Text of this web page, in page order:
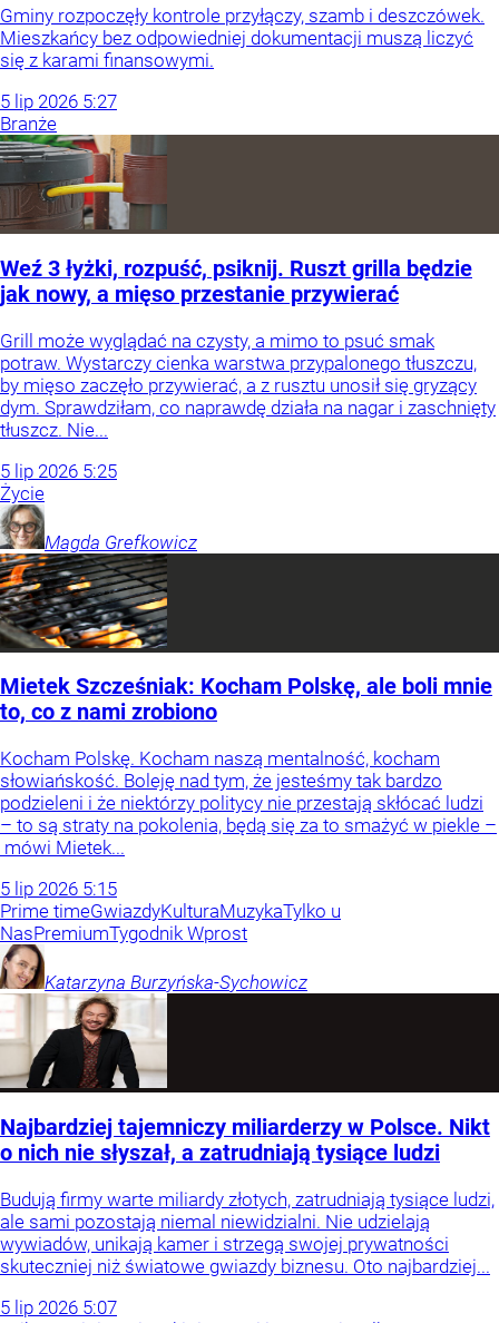
Gminy rozpoczęły kontrole przyłączy, szamb i deszczówek.
Mieszkańcy bez odpowiedniej dokumentacji muszą liczyć
się z karami finansowymi.
5 lip 2026 5:27
Branże
Weź 3 łyżki, rozpuść, psiknij. Ruszt grilla będzie
jak nowy, a mięso przestanie przywierać
Grill może wyglądać na czysty, a mimo to psuć smak
potraw. Wystarczy cienka warstwa przypalonego tłuszczu,
by mięso zaczęło przywierać, a z rusztu unosił się gryzący
dym. Sprawdziłam, co naprawdę działa na nagar i zaschnięty
tłuszcz. Nie...
5 lip 2026 5:25
Życie
Magda Grefkowicz
Mietek Szcześniak: Kocham Polskę, ale boli mnie
to, co z nami zrobiono
Kocham Polskę. Kocham naszą mentalność, kocham
słowiańskość. Boleję nad tym, że jesteśmy tak bardzo
podzieleni i że niektórzy politycy nie przestają skłócać ludzi
– to są straty na pokolenia, będą się za to smażyć w piekle –
mówi Mietek...
5 lip 2026 5:15
Prime timeGwiazdyKulturaMuzykaTylko u
NasPremiumTygodnik Wprost
Katarzyna Burzyńska-Sychowicz
Najbardziej tajemniczy miliarderzy w Polsce. Nikt
o nich nie słyszał, a zatrudniają tysiące ludzi
Budują firmy warte miliardy złotych, zatrudniają tysiące ludzi,
ale sami pozostają niemal niewidzialni. Nie udzielają
wywiadów, unikają kamer i strzegą swojej prywatności
skuteczniej niż światowe gwiazdy biznesu. Oto najbardziej...
5 lip 2026 5:07